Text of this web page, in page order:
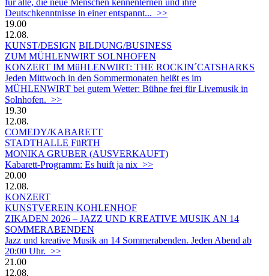
Deutschkenntnisse in einer entspannt... >>
19.00
12.08.
KUNST/DESIGN BILDUNG/BUSINESS
ZUM MÜHLENWIRT SOLNHOFEN
KONZERT IM MüHLENWIRT: THE ROCKIN´CATSHARKS
Jeden Mittwoch in den Sommermonaten heißt es im
MÜHLENWIRT bei gutem Wetter: Bühne frei für Livemusik in
Solnhofen. >>
19.30
12.08.
COMEDY/KABARETT
STADTHALLE FüRTH
MONIKA GRUBER (AUSVERKAUFT)
Kabarett-Programm: Es huift ja nix >>
20.00
12.08.
KONZERT
KUNSTVEREIN KOHLENHOF
ZIKADEN 2026 – JAZZ UND KREATIVE MUSIK AN 14
SOMMERABENDEN
Jazz und kreative Musik an 14 Sommerabenden. Jeden Abend ab
20:00 Uhr. >>
21.00
12.08.